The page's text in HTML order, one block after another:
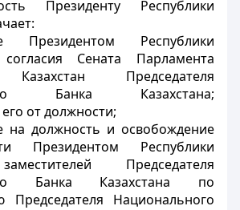
Президенту Республики
Президентом Республики
Сената Парламента
Казахстан Председателя
Банка Казахстана;
от должности;
на должность и освобождение
Президентом Республики
Председателя
Банка Казахстана по
Председателя Национального